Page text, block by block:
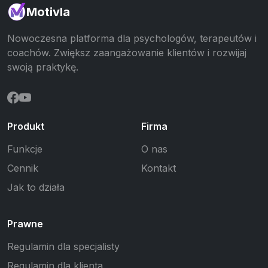
Motivla
Nowoczesna platforma dla psychologów, terapeutów i
coachów. Zwiększ zaangażowanie klientów i rozwijaj
swoją praktykę.
Produkt
Funkcje
Cennik
Jak to działa
Firma
O nas
Kontakt
Prawne
Regulamin dla specjalisty
Regulamin dla klienta